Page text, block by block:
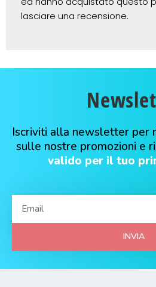
lasciare una recensione.
Iscriviti alla newsletter per
sulle nostre promozioni e
valido per il tuo
INVIA